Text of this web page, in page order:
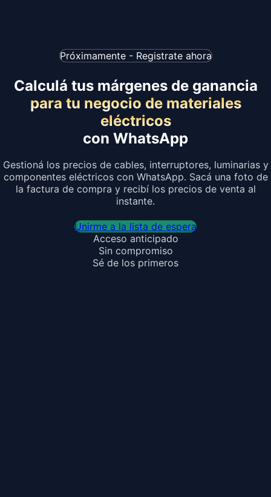
Próximamente - Registrate ahora
Calculá tus márgenes de ganancia
para tu negocio de materiales
eléctricos
con WhatsApp
Gestioná los precios de cables, interruptores, luminarias y
componentes eléctricos con WhatsApp. Sacá una foto de
la factura de compra y recibí los precios de venta al
instante.
Unirme a la lista de espera
Acceso anticipado
Sin compromiso
Sé de los primeros